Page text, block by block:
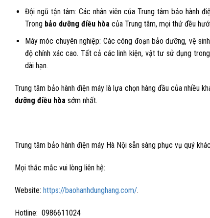
Đội ngũ tận tâm: Các nhân viên của Trung tâm bảo hành
Trong bảo dưỡng điều hòacủa Trung tâm, mọi thứ đều
Máy móc chuyên nghiệp: Các công đoạn bảo dưỡng, vệ
độ chính xác cao. Tất cả các linh kiện, vật tư sử dụng trong
dài hạn.
Trung tâm bảo hành điện máy là lựa chọn hàng đầu của nhiều
dưỡng điều hòa sớm nhất.
Trung tâm bảo hành điện máy Hà Nội sẵn sàng phục vụ quý
Mọi thắc mắc vui lòng liên hệ:
Website: https://baohanhdunghang.com/.
Hotline: 0986611024